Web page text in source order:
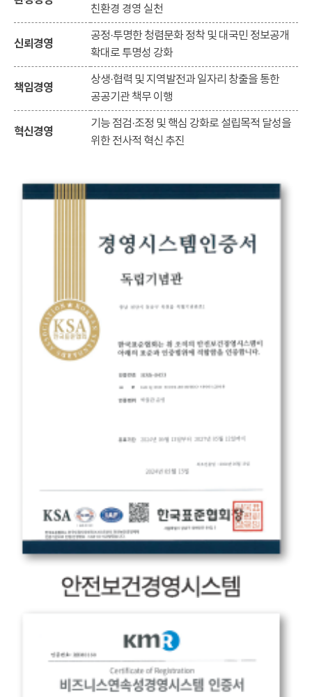
친환경 경영 실천
신뢰경영
공정·투명한 청렴문화 정착 및 대국민 정보공개
확대로 투명성 강화
책임경영
상생·협력 및 지역발전과 일자리 창출을 통한
공공기관 책무 이행
혁신경영
기능 점검·조정 및 핵심 강화로 설립목적 달성을
위한 전사적 혁신 추진